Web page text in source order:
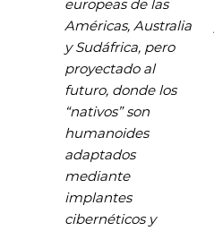
europeas de las
Américas, Australia
y Sudáfrica, pero
proyectado al
futuro, donde los
“nativos” son
humanoides
adaptados
mediante
implantes
cibernéticos y